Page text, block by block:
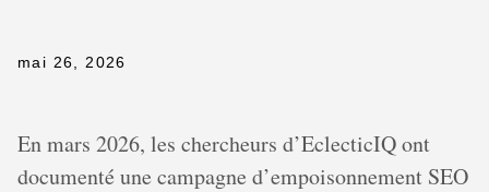
mai 26, 2026
En mars 2026, les chercheurs d’EclecticIQ ont
documenté une campagne d’empoisonnement SEO